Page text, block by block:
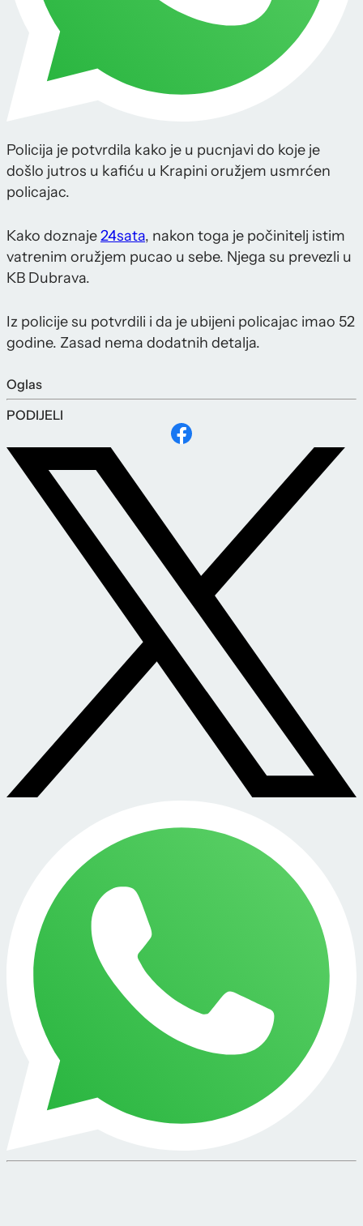
Policija je potvrdila kako je u pucnjavi do koje je
došlo jutros u kafiću u Krapini oružjem usmrćen
policajac.
Kako doznaje24sata, nakon toga je počinitelj istim
vatrenim oružjem pucao u sebe. Njega su prevezli u
KB Dubrava.
Iz policije su potvrdili i da je ubijeni policajac imao 52
godine. Zasad nema dodatnih detalja.
Oglas
PODIJELI